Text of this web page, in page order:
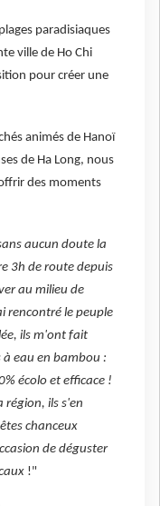
paradisiaques
ville de Ho Chi
pour créer une
animés de Hanoï
de Ha Long, nous
des moments
aucun doute la
3h de route depuis
au milieu de
rencontré le peuple
ils m'ont fait
à eau en bambou :
écolo et efficace !
région, ils s'en
chanceux
de déguster
!"